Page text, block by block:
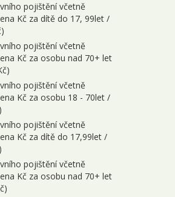
pojištění včetně
Kč za dítě do 17, 99let /
pojištění včetně
Kč za osobu nad 70+ let
pojištění včetně
Kč za osobu 18 - 70let /
pojištění včetně
Kč za dítě do 17,99let /
pojištění včetně
Kč za osobu nad 70+ let